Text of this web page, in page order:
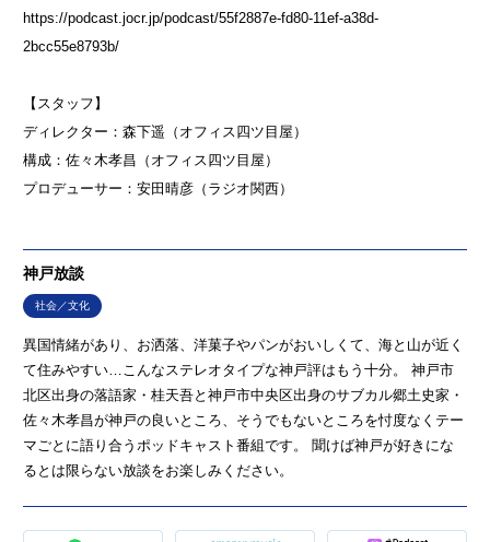
https://podcast.jocr.jp/podcast/55f2887e-fd80-11ef-a38d-
2bcc55e8793b/
【スタッフ】
ディレクター：森下遥（オフィス四ツ目屋）
構成：佐々木孝昌（オフィス四ツ目屋）
プロデューサー：安田晴彦（ラジオ関西）
神戸放談
社会／文化
異国情緒があり、お洒落、洋菓子やパンがおいしくて、海と山が近く
て住みやすい…こんなステレオタイプな神戸評はもう十分。 神戸市
北区出身の落語家・桂天吾と神戸市中央区出身のサブカル郷土史家・
佐々木孝昌が神戸の良いところ、そうでもないところを忖度なくテー
マごとに語り合うポッドキャスト番組です。 聞けば神戸が好きにな
るとは限らない放談をお楽しみください。